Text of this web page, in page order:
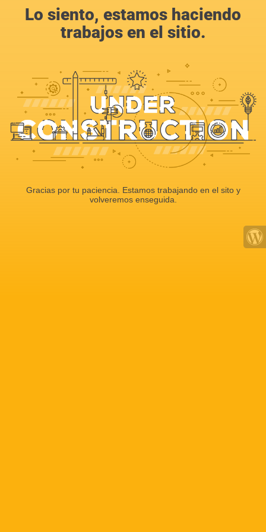
Lo siento, estamos haciendo
trabajos en el sitio.
Gracias por tu paciencia. Estamos trabajando en el sito y
volveremos enseguida.